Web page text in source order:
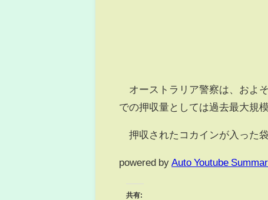
オーストラリア警察は、およ
での押収量としては過去最大規
押収されたコカインが入った
powered by Auto Youtube
共有: